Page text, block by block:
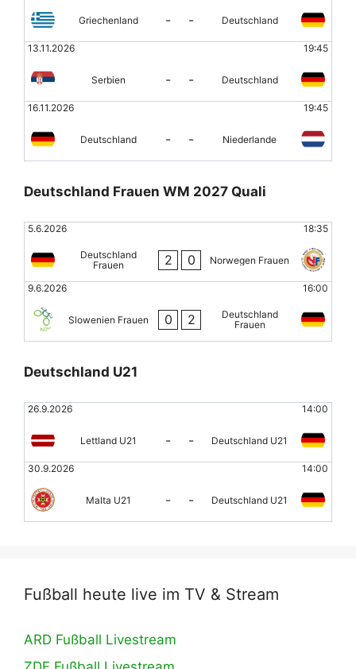
Griechenland - - Deutschland
13.11.2026 19:45
Serbien - - Deutschland
16.11.2026 19:45
Deutschland - - Niederlande
Deutschland Frauen WM 2027 Quali
5.6.2026 18:35
Deutschland
Frauen
2 0 Norwegen Frauen
9.6.2026 16:00
Slowenien Frauen 0 2
Deutschland
Frauen
Deutschland U21
26.9.2026 14:00
Lettland U21 - - Deutschland U21
30.9.2026 14:00
Malta U21 - - Deutschland U21
Fußball heute live im TV & Stream
ARD Fußball Livestream